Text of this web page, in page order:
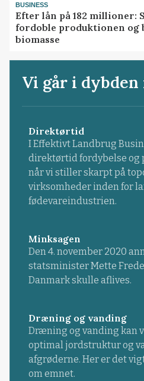
BUSINESS
Efter lån på 182 millioner:
fordoble produktionen og
biomasse
Vi går i dybden
Direktørtid
I Effektivt Landbrug
direktørtid fordybelse og
når vi stiller skarpt på
virksomheder inden for
fødevareindustrien.
Minksagen
Den 4. november 2020
statsminister Mette
Danmark skulle aflives.
Dræning og vanding
Dræning og vanding kan
optimal jordstruktur og
afgrøderne. Her er det
om emnet.